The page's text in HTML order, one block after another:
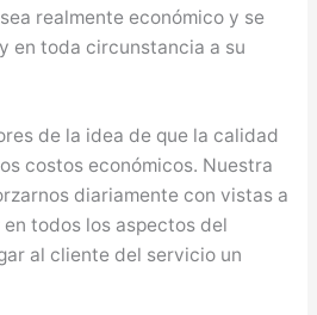
realmente económico y se
en toda circunstancia a su
de la idea de que la calidad
costos económicos. Nuestra
diariamente con vistas a
todos los aspectos del
al cliente del servicio un